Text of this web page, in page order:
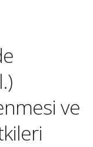
ve